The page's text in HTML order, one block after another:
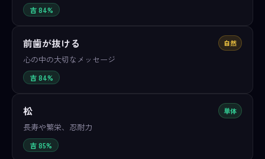
吉 84%
前歯が抜ける 自然
心の中の大切なメッセージ
吉 84%
松 単体
長寿や繁栄、忍耐力
吉 85%